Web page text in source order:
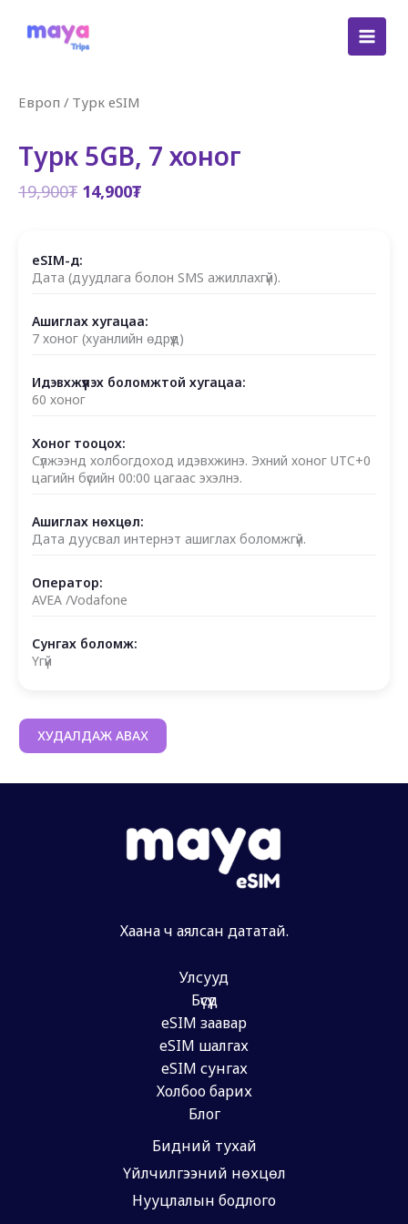
Европ / Турк eSIM
Турк 5GB, 7 хоног
19,900₮ Original
19,900₮.
14,900₮Current
eSIM-д:
Дата (дуудлага болон SMS ажиллахгүй).
Ашиглах хугацаа:
7 хоног (хуанлийн өдрүүд)
Идэвхжүүлэх боломжтой хугацаа:
60 хоног
Хоног тооцох:
Сүлжээнд холбогдоход идэвхжинэ. Эхний хоног UTC+0
цагийн бүсийн 00:00 цагаас эхэлнэ.
Ашиглах нөхцөл:
Дата дуусвал интернэт ашиглах боломжгүй.
Оператор:
AVEA /Vodafone
Сунгах боломж:
Үгүй
ХУДАЛДАЖ АВАХ
Хаана ч аялсан дататай.
Улсууд
Бүсүүд
eSIM заавар
eSIM шалгах
eSIM сунгах
Холбоо барих
Блог
Бидний тухай
Үйлчилгээний нөхцөл
Нууцлалын бодлого